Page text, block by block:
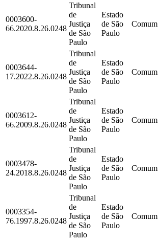
0003600-
66.2020.8.26.0248
Tribunal
de
Justiça
de São
Paulo
Estado
de São
Paulo
Comum
0003644-
17.2022.8.26.0248
Tribunal
de
Justiça
de São
Paulo
Estado
de São
Paulo
Comum
0003612-
66.2009.8.26.0248
Tribunal
de
Justiça
de São
Paulo
Estado
de São
Paulo
Comum
0003478-
24.2018.8.26.0248
Tribunal
de
Justiça
de São
Paulo
Estado
de São
Paulo
Comum
0003354-
76.1997.8.26.0248
Tribunal
de
Justiça
de São
Paulo
Estado
de São
Paulo
Comum